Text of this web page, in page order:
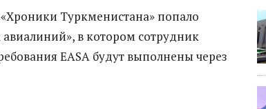
Туркменистана» попало
в котором сотрудник
EASA будут выполнены через